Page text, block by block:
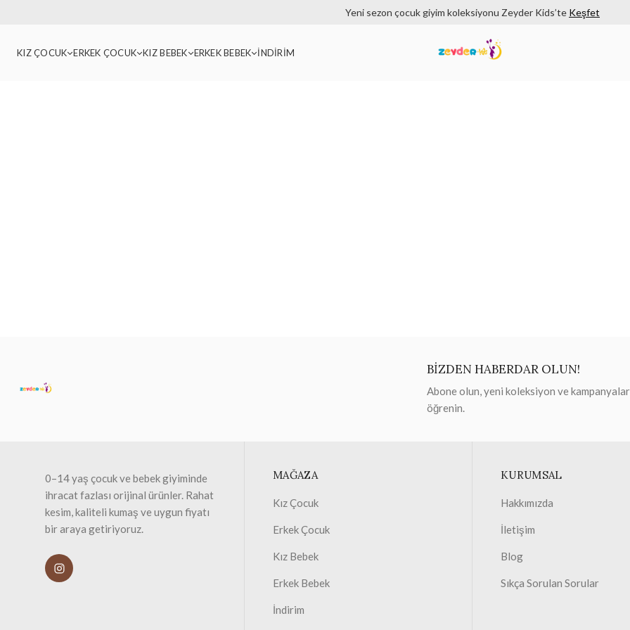
Yeni sezon çocuk giyim koleksiyonu Zeyder Kids’te Keşfet
KIZ ÇOCUK ERKEK ÇOCUK KIZ BEBEK ERKEK BEBEK İNDİRİM
BİZDEN HABERDAR OLUN!
Abone olun, yeni koleksiyon ve
öğrenin.
0–14 yaş çocuk ve bebek giyiminde
ihracat fazlası orijinal ürünler. Rahat
kesim, kaliteli kumaş ve uygun fiyatı
bir araya getiriyoruz.
MAĞAZA
Kız Çocuk
Erkek Çocuk
Kız Bebek
Erkek Bebek
İndirim
KURUMSAL
Hakkımızda
İletişim
Blog
Sıkça Sorulan Sorular